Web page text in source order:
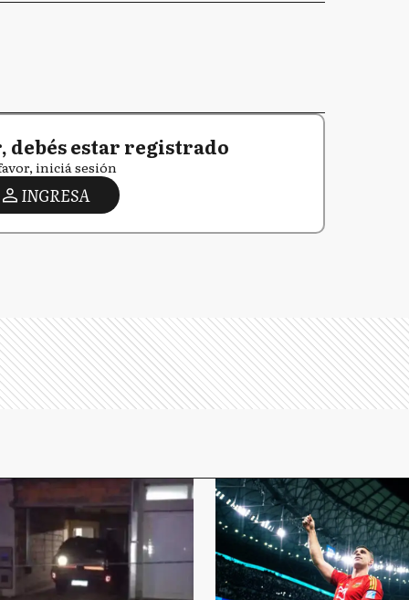
debés estar registrado
iniciá sesión
INGRESA